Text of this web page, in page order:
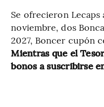
Se ofrecieron Lecaps
noviembre, dos
2027, Boncer cupón
Mientras que el
bonos a suscribirse